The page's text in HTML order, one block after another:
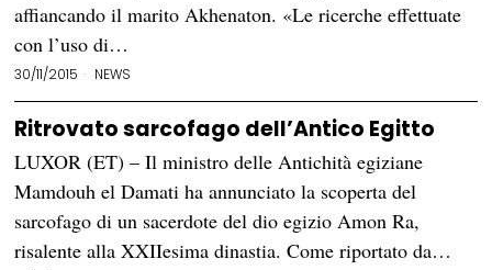
affiancando il marito Akhenaton. «Le ricerche effettuate
con l’uso di…
30/11/2015 NEWS
Ritrovato sarcofago dell’Antico Egitto
LUXOR (ET) – Il ministro delle Antichità egiziane
Mamdouh el Damati ha annunciato la scoperta del
sarcofago di un sacerdote del dio egizio Amon Ra,
risalente alla XXIIesima dinastia. Come riportato da…